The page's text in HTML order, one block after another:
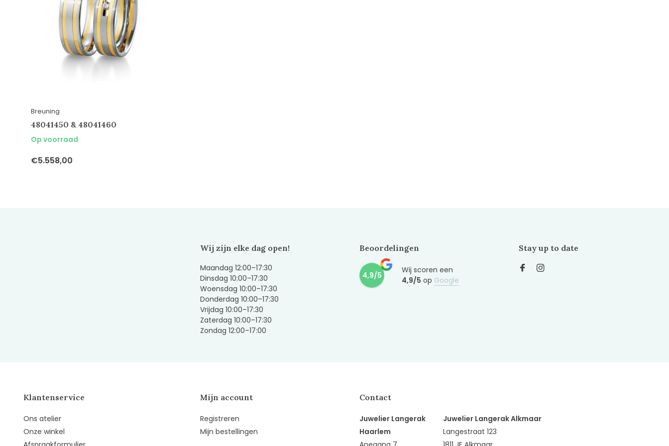
Breuning
48041450 & 48041460
Op voorraad
€5.558,00
Wij zijn elke dag open!
Maandag 12:00–17:30
Dinsdag 10:00–17:30
Woensdag 10:00–17:30
Donderdag 10:00–17:30
Vrijdag 10:00–17:30
Zaterdag 10:00–17:30
Zondag 12:00–17:00
Beoordelingen
4,9/5
Wij scoren een
4,9/5 op Google
Stay up to date
Klantenservice
Ons atelier
Onze winkel
Mijn account
Registreren
Mijn bestellingen
Contact
Juwelier Langerak
Haarlem
Juwelier Langerak Alkmaar
Langestraat 123